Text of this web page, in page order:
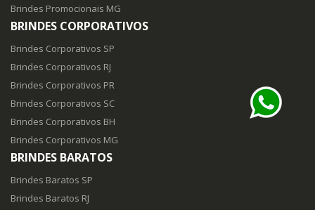
Brindes Promocionais MG
BRINDES CORPORATIVOS
Brindes Corporativos SP
Brindes Corporativos RJ
Brindes Corporativos PR
Brindes Corporativos SC
Brindes Corporativos BH
Brindes Corporativos MG
BRINDES BARATOS
Brindes Baratos SP
Brindes Baratos RJ